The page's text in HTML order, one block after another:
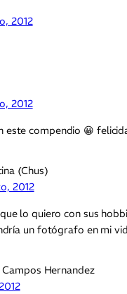
2012
2012
este compendio 😀
(Chus)
2012
lo quiero con sus
un fotógrafo en mi
Hernandez